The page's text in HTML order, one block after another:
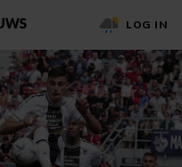
LOG IN